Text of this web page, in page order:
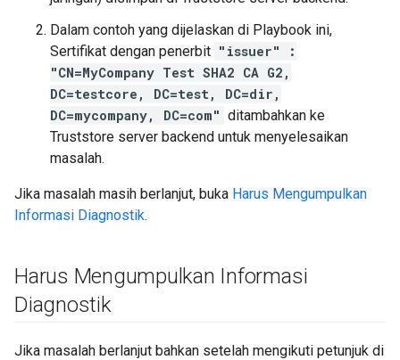
Dalam contoh yang dijelaskan di Playbook ini,
Sertifikat dengan penerbit "issuer" :
"CN=MyCompany Test SHA2 CA G2,
DC=testcore, DC=test, DC=dir,
DC=mycompany, DC=com" ditambahkan ke
Truststore server backend untuk menyelesaikan
masalah.
Jika masalah masih berlanjut, buka Harus Mengumpulkan
Informasi Diagnostik.
Harus Mengumpulkan Informasi
Diagnostik
Jika masalah berlanjut bahkan setelah mengikuti petunjuk di